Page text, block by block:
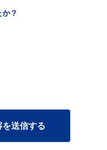
？
送信する